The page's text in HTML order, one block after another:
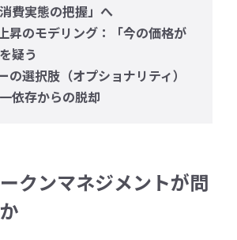
費実態の把握」へ
昇のモデリング：「今の価格が
疑う
の選択肢（オプショナリティ）
依存からの脱却
クンマネジメントが問